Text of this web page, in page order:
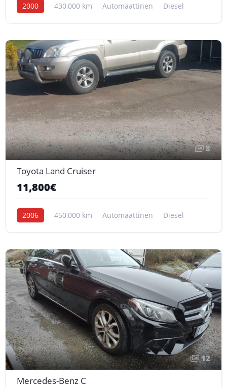
2000 430,000 km Automaattinen Diesel
8
Toyota Land Cruiser
11,800€
2006 450,000 km Automaattinen Diesel
12
Mercedes-Benz C